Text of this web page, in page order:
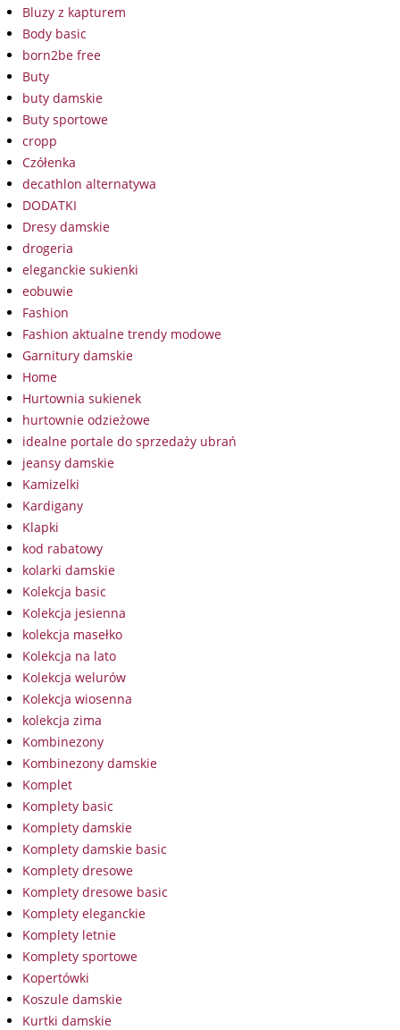
Bluzy z kapturem
Body basic
born2be free
Buty
buty damskie
Buty sportowe
cropp
Czółenka
decathlon alternatywa
DODATKI
Dresy damskie
drogeria
eleganckie sukienki
eobuwie
Fashion
Fashion aktualne trendy modowe
Garnitury damskie
Home
Hurtownia sukienek
hurtownie odzieżowe
idealne portale do sprzedaży ubrań
jeansy damskie
Kamizelki
Kardigany
Klapki
kod rabatowy
kolarki damskie
Kolekcja basic
Kolekcja jesienna
kolekcja masełko
Kolekcja na lato
Kolekcja welurów
Kolekcja wiosenna
kolekcja zima
Kombinezony
Kombinezony damskie
Komplet
Komplety basic
Komplety damskie
Komplety damskie basic
Komplety dresowe
Komplety dresowe basic
Komplety eleganckie
Komplety letnie
Komplety sportowe
Kopertówki
Koszule damskie
Kurtki damskie